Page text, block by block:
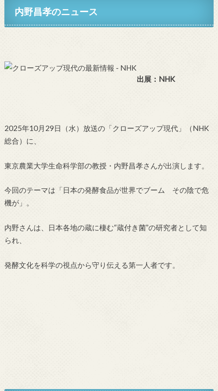
内野昌孝のニュース
出展：NHK
2025年10月29日（水）放送の「クローズアップ現代」（NHK
総合）に、
東京農業大学生命科学部の教授・内野昌孝さんが出演します。
今回のテーマは「日本の発酵食品が世界でブーム その陰で危
機が」。
内野さんは、日本各地の蔵に棲む“蔵付き菌”の研究者として知
られ、
発酵文化を科学の視点から守り伝える第一人者です。